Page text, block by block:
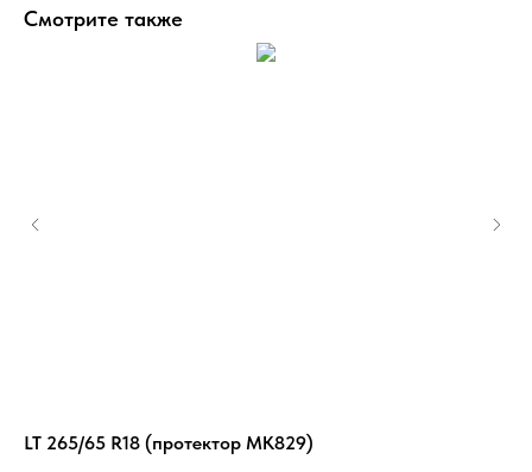
Смотрите также
LT 265/65 R18 (протектор MK829)